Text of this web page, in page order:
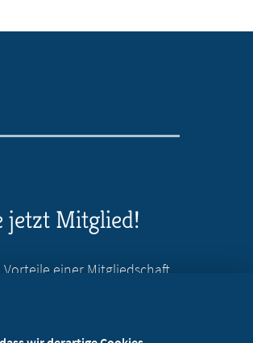
jetzt Mitglied!
Vorteile einer Mitgliedschaft
Kostenlos für Studierende